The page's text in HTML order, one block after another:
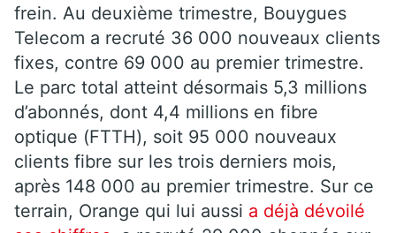
frein. Au deuxième trimestre, Bouygues
Telecom a recruté 36 000 nouveaux clients
fixes, contre 69 000 au premier trimestre.
Le parc total atteint désormais 5,3 millions
d’abonnés, dont 4,4 millions en fibre
optique (FTTH), soit 95 000 nouveaux
clients fibre sur les trois derniers mois,
après 148 000 au premier trimestre. Sur ce
terrain, Orange qui lui aussi a déjà dévoilé